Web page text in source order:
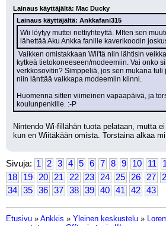
Lainaus käyttäjältä: Mac Ducky
Lainaus käyttäjältä: Ankkafani315
Wii löytyy muttei nettiyhteyttä. MIten sen
lähettää Aku Ankka fanille kaverikoodin
kytkeä tietokoneeseen/modeemiin. Vai onko
verkkosovitin? Simppeliä, jos sen mukana tuli
niin länttää vaikkapa modeemiin kiinni.
Huomenna sitten viimeinen vapaapäivä, ja
koulunpenkille. :-P
Nintendo Wi-fillähän tuota pelataan, mutta
kun en Wiitäkään omista. Torstaina alkaa
Sivuja: 1 2 3 4 5 6 7 8 9 10 11
18
19 20 21 22 23 24 25 26 27
34
35 36 37 38 39 40 41 42 43
Etusivu » Ankkis » Yleinen keskustelu »